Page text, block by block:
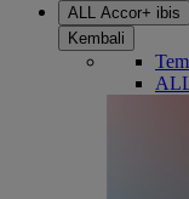
ALL Accor+ ibis
Kembali